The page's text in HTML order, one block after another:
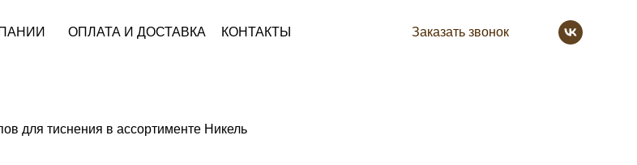
ОПЛАТА И ДОСТАВКА КОНТАКТЫ Заказать звонок
для тиснения в ассортименте Никель